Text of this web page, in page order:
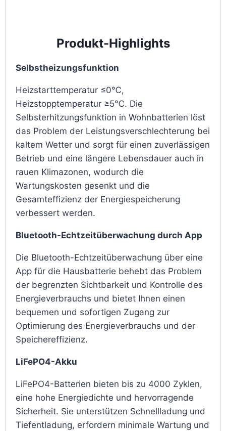
Produkt-Highlights
Selbstheizungsfunktion
Heizstarttemperatur ≤0℃,
Heizstopptemperatur ≥5℃. Die
Selbsterhitzungsfunktion in Wohnbatterien löst
das Problem der Leistungsverschlechterung bei
kaltem Wetter und sorgt für einen zuverlässigen
Betrieb und eine längere Lebensdauer auch in
rauen Klimazonen, wodurch die
Wartungskosten gesenkt und die
Gesamteffizienz der Energiespeicherung
verbessert werden.
Bluetooth-Echtzeitüberwachung durch App
Die Bluetooth-Echtzeitüberwachung über eine
App für die Hausbatterie behebt das Problem
der begrenzten Sichtbarkeit und Kontrolle des
Energieverbrauchs und bietet Ihnen einen
bequemen und sofortigen Zugang zur
Optimierung des Energieverbrauchs und der
Speichereffizienz.
LiFePO4-Akku
LiFePO4-Batterien bieten bis zu 4000 Zyklen,
eine hohe Energiedichte und hervorragende
Sicherheit. Sie unterstützen Schnellladung und
Tiefentladung, erfordern minimale Wartung und